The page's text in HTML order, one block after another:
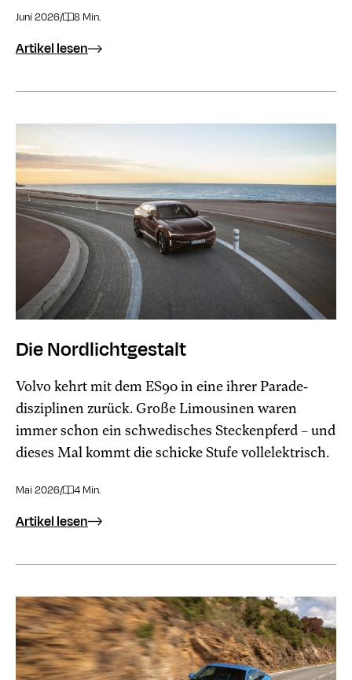
Juni 2026/ 8 Min.
Artikel lesen
Die Nordlichtgestalt
Volvo kehrt mit dem ES90 in eine ihrer Parade­
disziplinen zurück. Große Limousinen waren
immer schon ein schwedisches Steckenpferd – und
dieses Mal kommt die schicke Stufe vollelektrisch.
Mai 2026/ 4 Min.
Artikel lesen